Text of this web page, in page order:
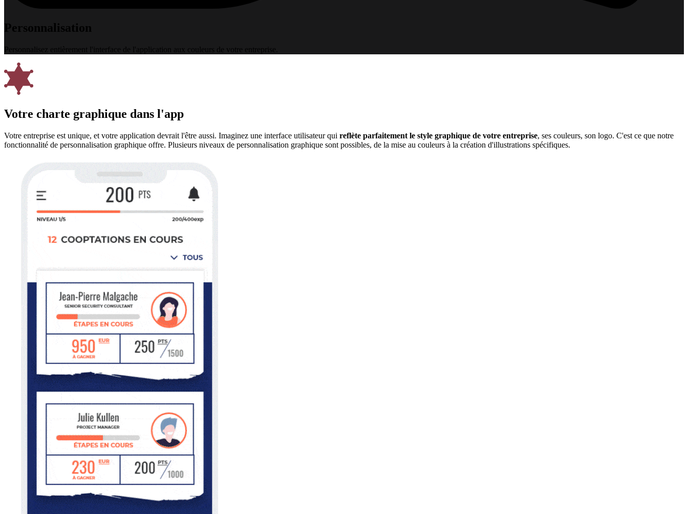
Personnalisation
Personnalisez entièrement l'interface de l'application aux couleurs de votre entreprise.
Votre charte graphique dans l'app
Votre entreprise est unique, et votre application devrait l'être aussi. Imaginez une interface utilisateur qui reflète parfaitement le style graphique de votre entreprise, ses couleurs, son logo. C'est ce que notre
fonctionnalité de personnalisation graphique offre. Plusieurs niveaux de personnalisation graphique sont possibles, de la mise au couleurs à la création d'illustrations spécifiques.